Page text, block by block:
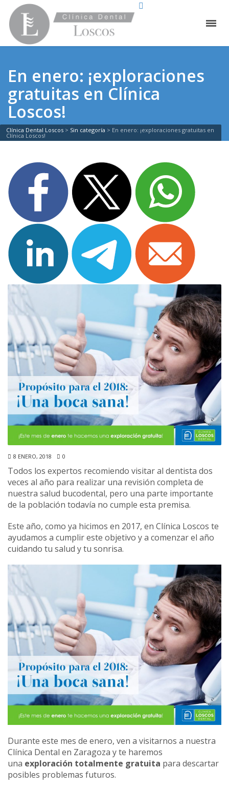
En enero: ¡exploraciones
gratuitas en Clínica
Loscos!
Clínica Dental Loscos > Sin categoría > En enero: ¡exploraciones gratuitas en
Clínica Loscos!
8 ENERO, 2018 0
Todos los expertos recomiendo visitar al dentista dos
veces al año para realizar una revisión completa de
nuestra salud bucodental, pero una parte importante
de la población todavía no cumple esta premisa.
Este año, como ya hicimos en 2017, en Clínica Loscos te
ayudamos a cumplir este objetivo y a comenzar el año
cuidando tu salud y tu sonrisa.
Durante este mes de enero, ven a visitarnos a nuestra
Clínica Dental en Zaragoza y te haremos
una exploración totalmente gratuita para descartar
posibles problemas futuros.